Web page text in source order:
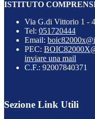
ISTITUTO
Via G.di Vittorio 1 -
Tel: 051720444
Email:
PEC:
inviare una mail
C.F.: 92007840371
Sezione Link Utili